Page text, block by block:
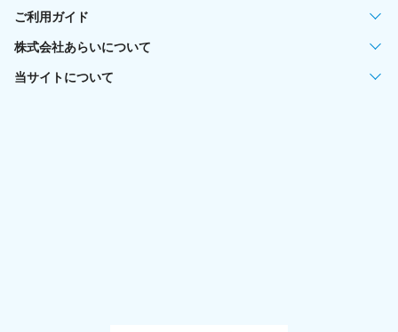
ご利用ガイド
株式会社あらいについて
当サイトについて